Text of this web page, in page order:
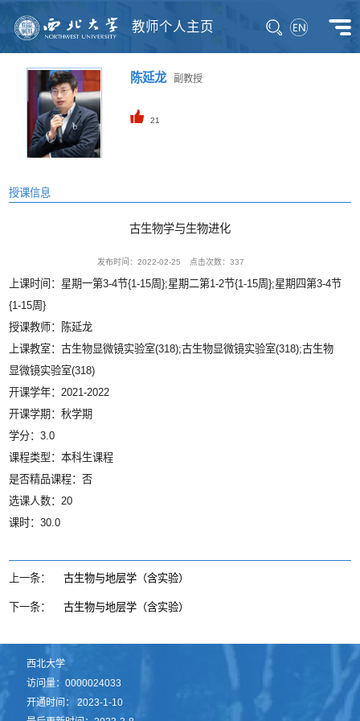
教师个人主页
陈延龙副教授
21
授课信息
古生物学与生物进化
发布时间：2022-02-25 点击次数：337
上课时间：星期一第3-4节{1-15周};星期二第1-2节{1-15周};星期四第3-4节
{1-15周}
授课教师：陈延龙
上课教室：古生物显微镜实验室(318);古生物显微镜实验室(318);古生物
显微镜实验室(318)
开课学年：2021-2022
开课学期：秋学期
学分：3.0
课程类型：本科生课程
是否精品课程：否
选课人数：20
课时：30.0
上一条： 古生物与地层学（含实验）
下一条： 古生物与地层学（含实验）
西北大学
访问量：0000024033
开通时间：2023-1-10